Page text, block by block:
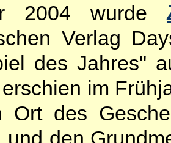
2004 wurde
Verlag
des Jahres"
im
Ort des
und den